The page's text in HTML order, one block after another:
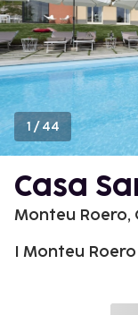
1 /44
Casa
Monteu Roero,
I Monteu Roero